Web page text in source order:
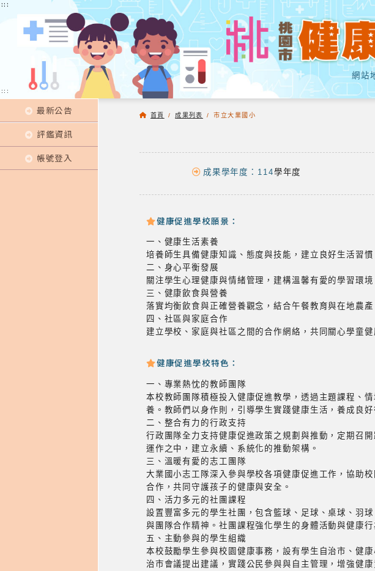
:::
網站
:::
最新公告
評鑑資訊
帳號登入
首頁 /成果列表 / 市立大業國小
成果學年度：114學年度
健康促進學校願景：
一、健康生活素養
培養師生具備健康知識、態度與技能，建立良好生活習
二、身心平衡發展
關注學生心理健康與情緒管理，建構溫馨有愛的學習環
三、健康飲食與營養
落實均衡飲食與正確營養觀念，結合午餐教育與在地農
四、社區與家庭合作
建立學校、家庭與社區之間的合作網絡，共同關心學童
健康促進學校特色：
一、專業熱忱的教師團隊
本校教師團隊積極投入健康促進教學，透過主題課程、
養。教師們以身作則，引導學生實踐健康生活，養成良好
二、整合有力的行政支持
行政團隊全力支持健康促進政策之規劃與推動，定期召
運作之中，建立永續、系統化的推動架構。
三、溫暖有愛的志工團隊
大業國小志工隊深入參與學校各項健康促進工作，協助
合作，共同守護孩子的健康與安全。
四、活力多元的社團課程
設置豐富多元的學生社團，包含籃球、足球、桌球、羽
與團隊合作精神。社團課程強化學生的身體活動與健康
五、主動參與的學生組織
本校鼓勵學生參與校園健康事務，設有學生自治市、健
治市會議提出建議，實踐公民參與與自主管理，增強健康
:::